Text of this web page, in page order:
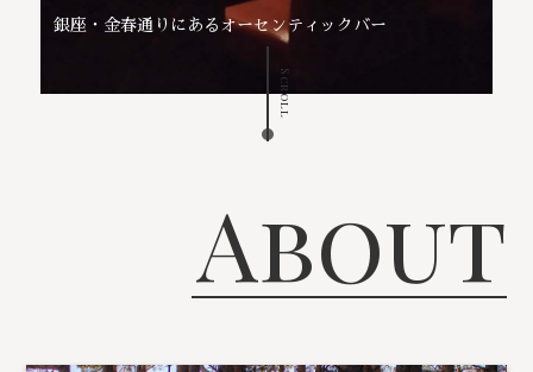
銀座・金春通りにあるオーセンティックバー
Scroll
About